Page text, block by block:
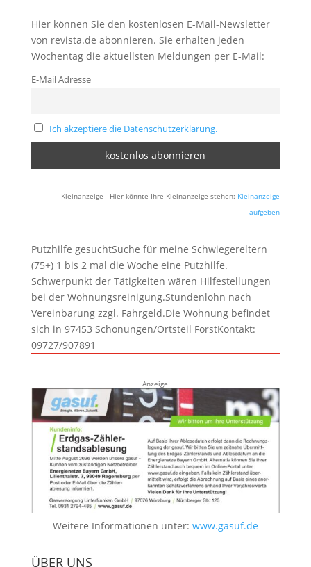
Hier können Sie den kostenlosen E-Mail-Newsletter
von revista.de abonnieren. Sie erhalten jeden
Wochentag die aktuellsten Meldungen per E-Mail:
E-Mail Adresse
Ich akzeptiere die Datenschutzerklärung.
Kleinanzeige - Hier könnte Ihre Kleinanzeige stehen: Kleinanzeige
aufgeben
Putzhilfe gesuchtSuche für meine Schwiegereltern
(75+) 1 bis 2 mal die Woche eine Putzhilfe.
Schwerpunkt der Tätigkeiten wären Hilfestellungen
bei der Wohnungsreinigung.Stundenlohn nach
Vereinbarung zzgl. Fahrgeld.Die Wohnung befindet
sich in 97453 Schonungen/Ortsteil ForstKontakt:
09727/907891
Anzeige
Weitere Informationen unter: www.gasuf.de
ÜBER UNS